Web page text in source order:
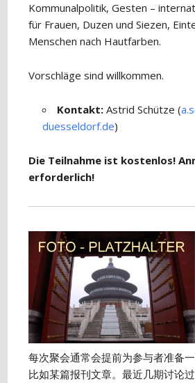
Kommunalpolitik, Gesten –
für Frauen, Duzen und Siezen,
Menschen nach Hautfarben.
Vorschläge sind willkommen.
Kontakt: Astrid Schütze (
duesseldorf.de)
Die Teilnahme ist kostenlos!
erforderlich!
每次聚会通常会提前为参与者准备
比如某篇报刊文章。最近几期讨论